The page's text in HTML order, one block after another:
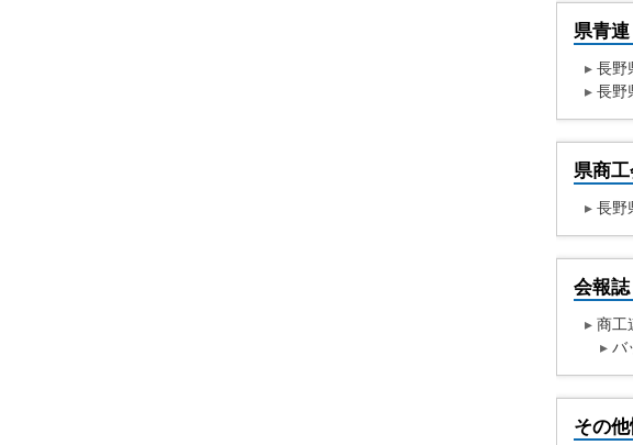
県青
▸ 長野
▸ 長野
県商
▸ 長野
会報誌
▸ 商工
▸ バ
その